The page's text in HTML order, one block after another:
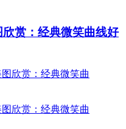
赏：经典微笑曲线好